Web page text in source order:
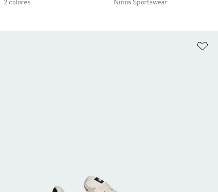
2 colores
Niños Sportswear